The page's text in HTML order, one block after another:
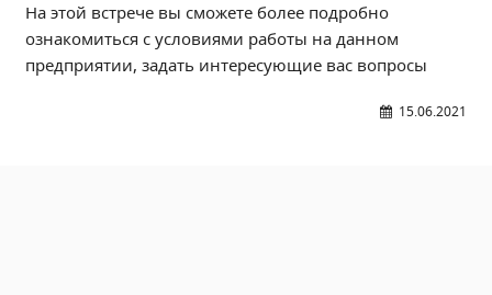
Наблюдательный совет
На этой встрече вы сможете более подробно
ознакомиться с условиями работы на данном
предприятии, задать интересующие вас вопросы
15.06.2021